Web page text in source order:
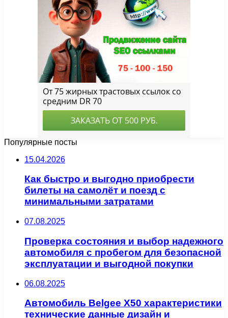
Популярные посты
15.04.2026
Как быстро и выгодно приобрести
билеты на самолёт и поезд с
минимальными затратами
07.08.2025
Проверка состояния и выбор надежного
автомобиля с пробегом для безопасной
эксплуатации и выгодной покупки
06.08.2025
Автомобиль Belgee X50 характеристики
технические данные дизайн и